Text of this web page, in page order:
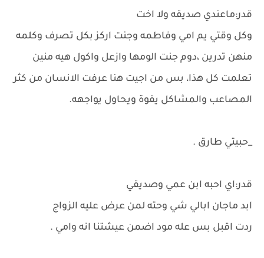
قدر:ماعندي صديقه ولا اخت
وكل وقتي يم امي وفاطمه وجنت اركز بكل تصرف وكلمه
منهن تدرين ،دوم جنت الومها وازعل واكول هيه منين
تعلمت كل هذا، بس من اجيت هنا عرفت الانسان من كثر
المصاعب والمشاكل يقوة ويحاول يواجهه.
_حبيتي طارق .
قدر:اي احبه ابن عمي وصديقي
ابد ماجان ابالي شي وحته لمن عرض عليه الزواج
ردت اقبل بس عله مود اضمن عيشتنا انه وامي .